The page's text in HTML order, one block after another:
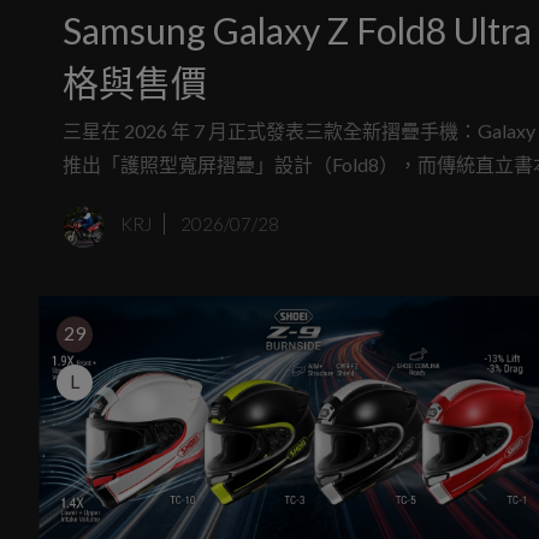
Samsung Galaxy Z Fold8
格與售價
三星在 2026 年 7 月正式發表三款全新摺疊手機：
推出「護照型寬屏摺疊」設計（Fold8），而傳統直立
KRJ 2026/07/28
29
L